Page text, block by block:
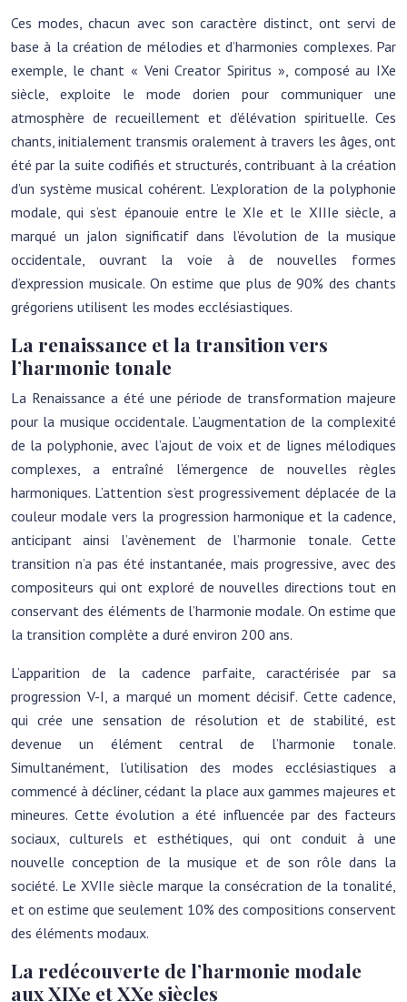
Ces modes, chacun avec son caractère distinct, ont servi de
base à la création de mélodies et d’harmonies complexes. Par
exemple, le chant « Veni Creator Spiritus », composé au IXe
siècle, exploite le mode dorien pour communiquer une
atmosphère de recueillement et d’élévation spirituelle. Ces
chants, initialement transmis oralement à travers les âges, ont
été par la suite codifiés et structurés, contribuant à la création
d’un système musical cohérent. L’exploration de la polyphonie
modale, qui s’est épanouie entre le XIe et le XIIIe siècle, a
marqué un jalon significatif dans l’évolution de la musique
occidentale, ouvrant la voie à de nouvelles formes
d’expression musicale. On estime que plus de 90% des chants
grégoriens utilisent les modes ecclésiastiques.
La renaissance et la transition vers
l’harmonie tonale
La Renaissance a été une période de transformation majeure
pour la musique occidentale. L’augmentation de la complexité
de la polyphonie, avec l’ajout de voix et de lignes mélodiques
complexes, a entraîné l’émergence de nouvelles règles
harmoniques. L’attention s’est progressivement déplacée de la
couleur modale vers la progression harmonique et la cadence,
anticipant ainsi l’avènement de l’harmonie tonale. Cette
transition n’a pas été instantanée, mais progressive, avec des
compositeurs qui ont exploré de nouvelles directions tout en
conservant des éléments de l’harmonie modale. On estime que
la transition complète a duré environ 200 ans.
L’apparition de la cadence parfaite, caractérisée par sa
progression V-I, a marqué un moment décisif. Cette cadence,
qui crée une sensation de résolution et de stabilité, est
devenue un élément central de l’harmonie tonale.
Simultanément, l’utilisation des modes ecclésiastiques a
commencé à décliner, cédant la place aux gammes majeures et
mineures. Cette évolution a été influencée par des facteurs
sociaux, culturels et esthétiques, qui ont conduit à une
nouvelle conception de la musique et de son rôle dans la
société. Le XVIIe siècle marque la consécration de la tonalité,
et on estime que seulement 10% des compositions conservent
des éléments modaux.
La redécouverte de l’harmonie modale
aux XIXe et XXe siècles